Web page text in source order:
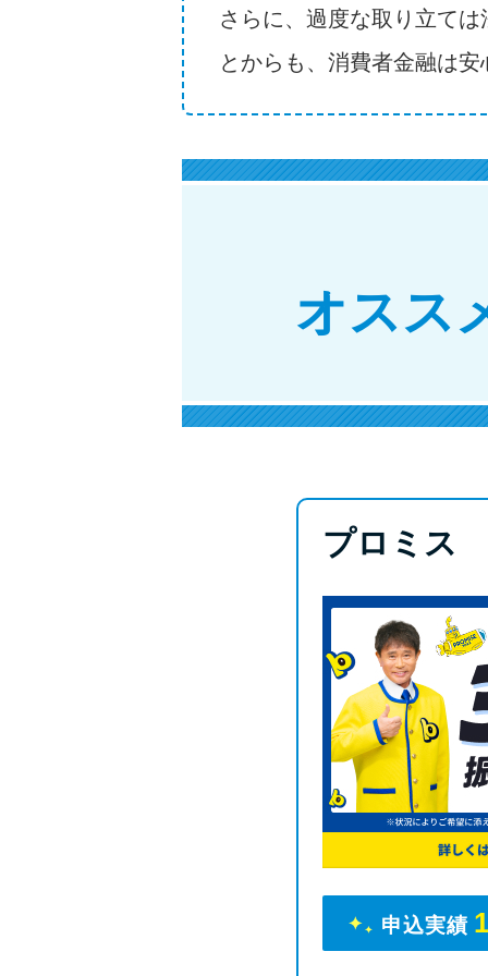
さらに、過度な取り立て
とからも、消費者金融は
オスス
プロミス
申込実績